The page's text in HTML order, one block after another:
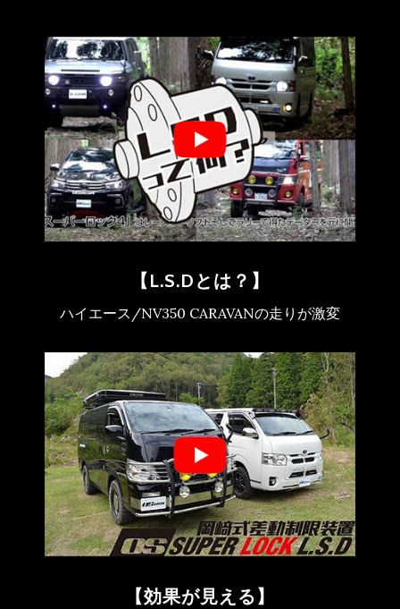
【L.S.Dとは？】
ハイエース/NV350 CARAVANの走りが激変
【効果が見える】